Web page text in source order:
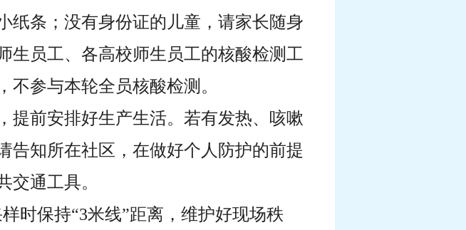
纸条；没有身份证的儿童，请家长随身
生员工、各高校师生员工的核酸检测工
参与本轮全员核酸检测。
提前安排好生产生活。若有发热、咳嗽
告知所在社区，在做好个人防护的前提
交通工具。
时保持“3米线”距离，维护好现场秩